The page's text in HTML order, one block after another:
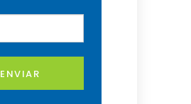
ENVIAR